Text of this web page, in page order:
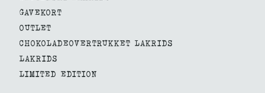
GAVEKORT
OUTLET
CHOKOLADEOVERTRUKKET LAKRIDS
LAKRIDS
LIMITED EDITION